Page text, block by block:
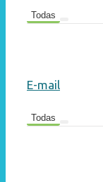
Todas
E-mail
Todas